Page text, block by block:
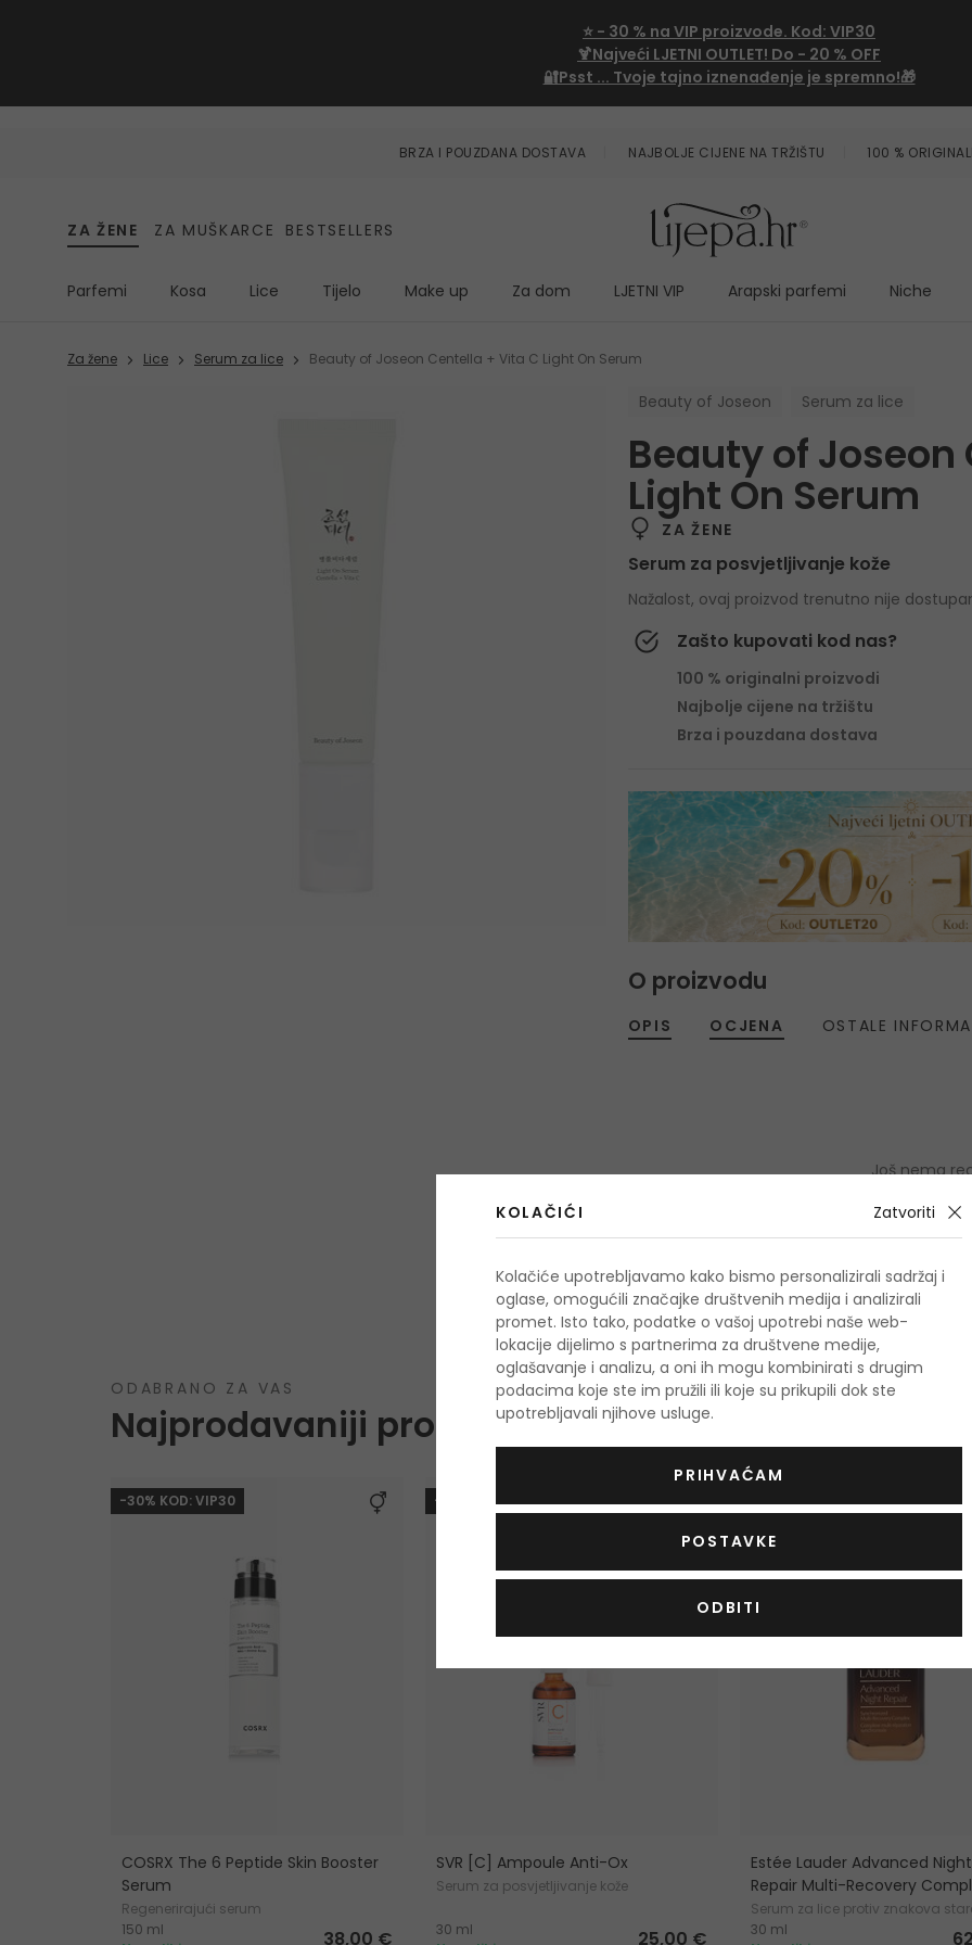
⭐ - 30 % na VIP proizvode. Kod: VIP30
🍹Najveći LJETNI OUTLET! Do - 20 % OFF
🔐Psst ... Tvoje tajno iznenađenje je spremno!🎁
BRZA I POUZDANA DOSTAVA NAJBOLJE CIJENE NA TRŽIŠTU 100 %
ZA ŽENE ZA MUŠKARCE BESTSELLERS
Parfemi Kosa Lice Tijelo Make up Za dom LJETNI VIP Arapski parfemi Niche
Za žene Lice Serum za lice Beauty of Joseon Centella + Vita C Light On Serum
Beauty of Joseon Serum za lice
Beauty of
Light On Serum
ZA ŽENE
Serum za posvjetljivanje kože
Nažalost, ovaj proizvod trenutno nije
Zašto kupovati kod nas?
100 % originalni proizvodi
Najbolje cijene na tržištu
Brza i pouzdana dostava
O proizvodu
OPIS OCJENA
Još nema
Podaci
OSTALE
ODABRANO ZA VAS
Najprodavaniji proizvodi
-30% KOD: VIP30
COSRX The 6 Peptide Skin Booster
Serum
Regenerirajući serum
150 ml
38,00 €
-10%. KOD: OUTLET10
SVR [C] Ampoule Anti-Ox
Serum za posvjetljivanje kože
30 ml
25,00 €
Estée Lauder Advanced Night
Repair Multi-Recovery
Serum za lice protiv znakova
30 ml
KOLAČIĆI Zatvoriti
Kolačiće upotrebljavamo kako bismo personalizirali sadržaj i
oglase, omogućili značajke društvenih medija i analizirali
promet. Isto tako, podatke o vašoj upotrebi naše web-
lokacije dijelimo s partnerima za društvene medije,
oglašavanje i analizu, a oni ih mogu kombinirati s drugim
podacima koje ste im pružili ili koje su prikupili dok ste
upotrebljavali njihove usluge.
PRIHVAĆAM
POSTAVKE
ODBITI